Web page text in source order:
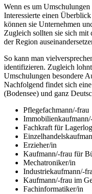
Wenn es um
Interessierte einen
können sie Unternehmen
Zugleich sollten sie sich
der Region
So kann man
identifizieren. Zugleich
Umschulungen besondere
Nachfolgend findet sich
(Bodensee) und ganz
Pflegefachmann/-frau
Fachkraft für
Erzieher/in
Kaufmann/-frau für
Mechatroniker/in
Industriekaufmann/-
Kaufmann/-frau im
Fachinformatiker/in